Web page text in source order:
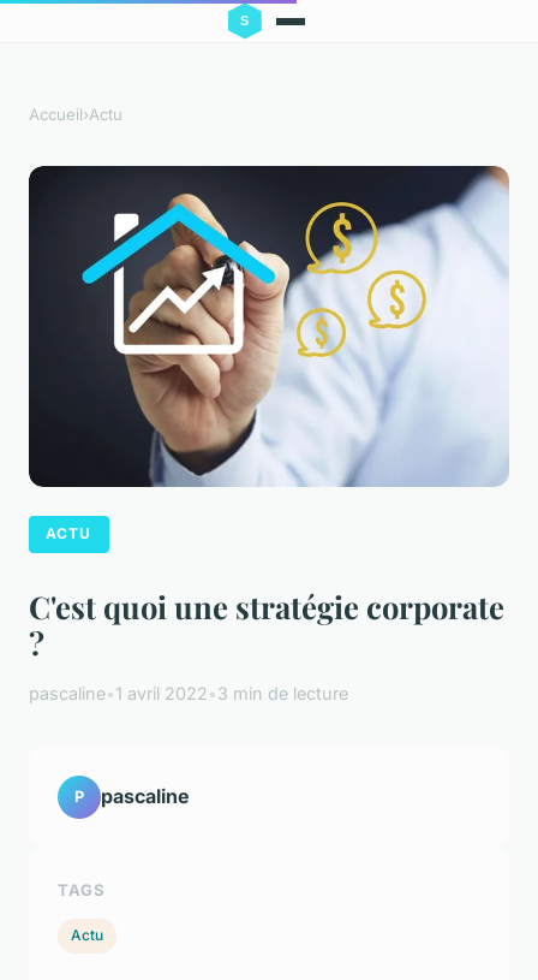
Accueil›Actu
ACTU
C'est quoi une stratégie corporate
?
pascaline•1 avril 2022•3 min de lecture
P pascaline
TAGS
Actu